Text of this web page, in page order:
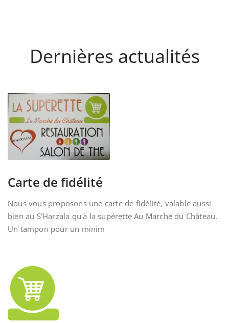
Dernières actualités
Carte de fidélité
Nous vous proposons une carte de fidélité, valable aussi
bien au S'Harzala qu'à la supérette Au Marché du Château.
Un tampon pour un minim